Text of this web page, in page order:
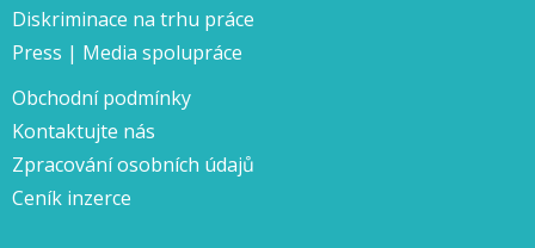
Diskriminace na trhu práce
Press | Media spolupráce
Obchodní podmínky
Kontaktujte nás
Zpracování osobních údajů
Ceník inzerce